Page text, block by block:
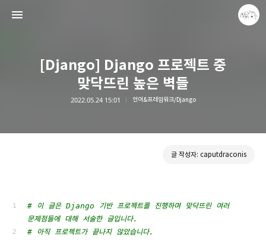
[Django] Django 프로젝트 중
맞닥뜨린 높은 벽들
2022.05.24 15:01 언어&프레임워크/Django
글 작성자: caputdraconis
# 이 글은 Django 기반 프로젝트를 진행하며 맞닥뜨린 여러
문제점들에 대해 서술한 글입니다.
# 아직 프로젝트가 끝나지 않았습니다.
caputdraconis